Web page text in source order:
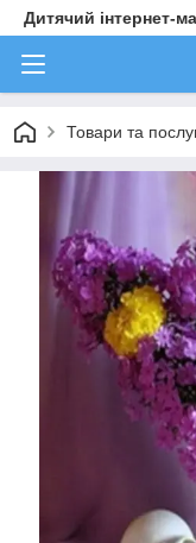
Дитячий інтернет-
Товари та